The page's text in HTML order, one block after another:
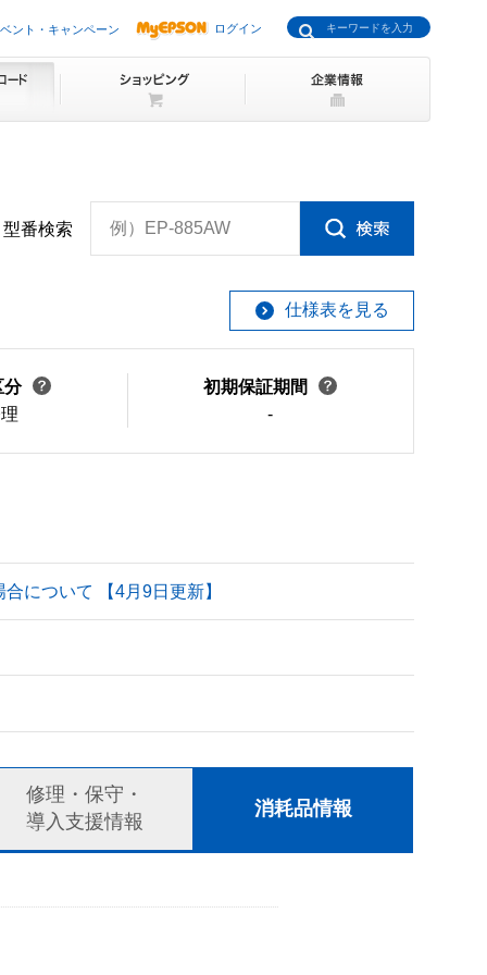
ント・キャンペーン ログイン
型番検索 例）EP-885AW
仕様表を見る
分
初期保証期間
-
について 【4月9日更新】
修理・保守・
導入支援情報
消耗品情報